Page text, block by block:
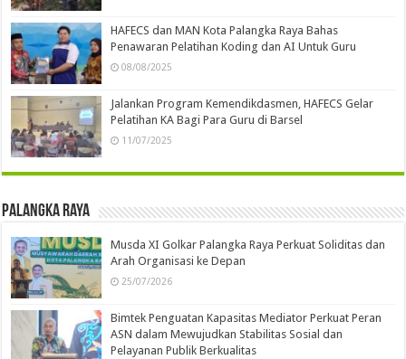
HAFECS dan MAN Kota Palangka Raya Bahas
Penawaran Pelatihan Koding dan AI Untuk Guru
08/08/2025
Jalankan Program Kemendikdasmen, HAFECS Gelar
Pelatihan KA Bagi Para Guru di Barsel
11/07/2025
Palangka Raya
Musda XI Golkar Palangka Raya Perkuat Soliditas dan
Arah Organisasi ke Depan
25/07/2026
Bimtek Penguatan Kapasitas Mediator Perkuat Peran
ASN dalam Mewujudkan Stabilitas Sosial dan
Pelayanan Publik Berkualitas